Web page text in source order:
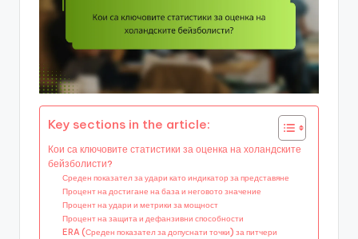
Key sections in the article:
Кои са ключовите статистики за оценка на холандските
бейзболисти?
Среден показател за удари като индикатор за представяне
Процент на достигане на база и неговото значение
Процент на удари и метрики за мощност
Процент на защита и дефанзивни способности
ERA (Среден показател за допуснати точки) за питчери